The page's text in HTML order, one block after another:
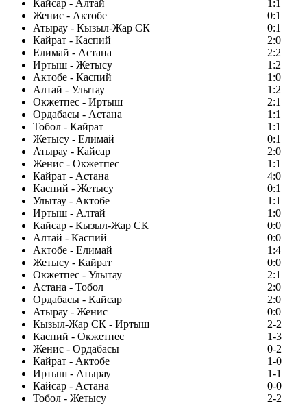
Кайсар - Алтай
1:1
Женис - Актобе
0:1
Атырау - Кызыл-Жар СК
0:1
Кайрат - Каспий
2:0
Елимай - Астана
2:2
Иртыш - Жетысу
1:2
Актобе - Каспий
1:0
Алтай - Улытау
1:2
Окжетпес - Иртыш
2:1
Ордабасы - Астана
1:1
Тобол - Кайрат
1:1
Жетысу - Елимай
0:1
Атырау - Кайсар
2:0
Женис - Окжетпес
1:1
Кайрат - Астана
4:0
Каспий - Жетысу
0:1
Улытау - Актобе
1:1
Иртыш - Алтай
1:0
Кайсар - Кызыл-Жар СК
0:0
Алтай - Каспий
0:0
Актобе - Елимай
1:4
Жетысу - Кайрат
0:0
Окжетпес - Улытау
2:1
Астана - Тобол
2:0
Ордабасы - Кайсар
2:0
Атырау - Женис
0:0
Кызыл-Жар СК - Иртыш
2-2
Каспий - Окжетпес
1-3
Женис - Ордабасы
0-2
Кайрат - Актобе
1-0
Иртыш - Атырау
1-1
Кайсар - Астана
0-0
Тобол - Жетысу
2-2